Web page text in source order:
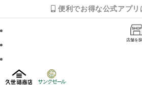
便利でお得な公式アプリ
店舗を